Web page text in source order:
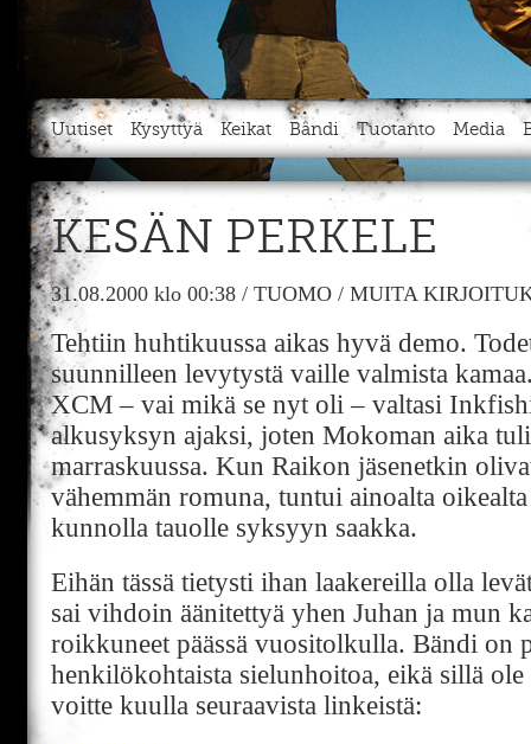
Uutiset Kysyttyä Keikat Bändi Tuotanto Media
KESÄN PERKELE
31.08.2000 klo 00:38 / TUOMO / MUITA
Tehtiin huhtikuussa aikas hyvä demo.
suunnilleen levytystä vaille valmista
XCM – vai mikä se nyt oli – valtasi
alkusyksyn ajaksi, joten Mokoman aika
marraskuussa. Kun Raikon jäsenetkin
vähemmän romuna, tuntui ainoalta
kunnolla tauolle syksyyn saakka.
Eihän tässä tietysti ihan laakereilla olla
sai vihdoin äänitettyä yhen Juhan ja mun
roikkuneet päässä vuositolkulla. Bändi on
henkilökohtaista sielunhoitoa, eikä sillä ole
voitte kuulla seuraavista linkeistä: